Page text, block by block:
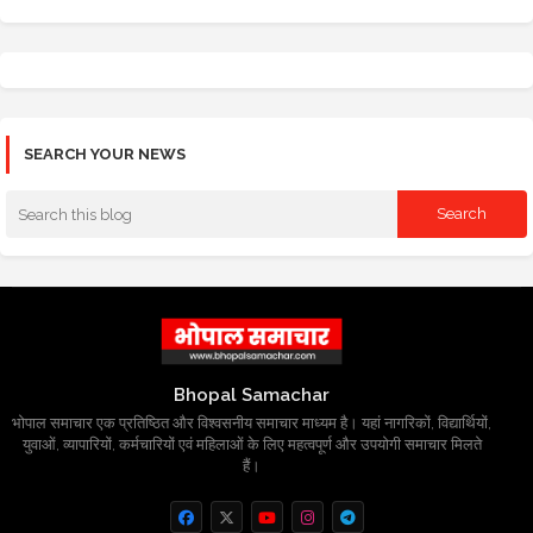
SEARCH YOUR NEWS
Bhopal Samachar
भोपाल समाचार एक प्रतिष्ठित और विश्वसनीय समाचार माध्यम है। यहां नागरिकों, विद्यार्थियों,
युवाओं, व्यापारियों, कर्मचारियों एवं महिलाओं के लिए महत्वपूर्ण और उपयोगी समाचार मिलते
हैं।